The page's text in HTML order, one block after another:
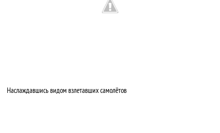
Наслаждавшись видом взлетавших самолётов